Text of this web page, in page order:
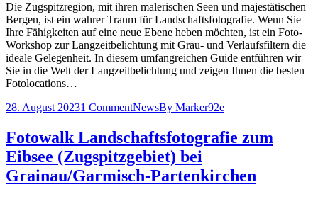
Die Zugspitzregion, mit ihren malerischen Seen und majestätischen
Bergen, ist ein wahrer Traum für Landschaftsfotografie. Wenn Sie
Ihre Fähigkeiten auf eine neue Ebene heben möchten, ist ein Foto-
Workshop zur Langzeitbelichtung mit Grau- und Verlaufsfiltern die
ideale Gelegenheit. In diesem umfangreichen Guide entführen wir
Sie in die Welt der Langzeitbelichtung und zeigen Ihnen die besten
Fotolocations…
28. August 20231 CommentNewsBy Marker92e
Fotowalk Landschaftsfotografie zum
Eibsee (Zugspitzgebiet) bei
Grainau/Garmisch-Partenkirchen